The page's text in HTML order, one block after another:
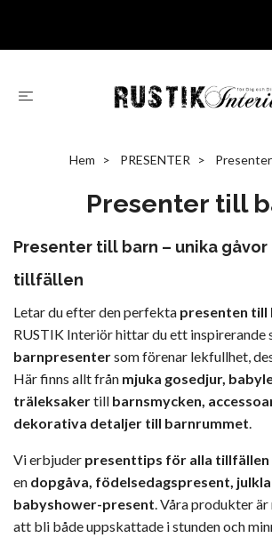
Hem PRESENTER
Presenter till
Presenter till barn – unika
tillfällen
Letar du efter den perfekta presenten till
RUSTIK Interiör hittar du ett inspirerande
barnpresentersom förenar lekfullhet,
Här finns allt från mjuka gosedjur,
träleksakertill barnsmycken,
dekorativa detaljer till barnrummet.
Vi erbjuder presenttips för alla tillfällen
en dopgåva, födelsedagspresent,
babyshower-present. Våra produkter
att bli både uppskattade i stunden och